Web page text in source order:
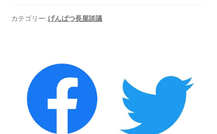
南海トラフ巨大地震でも原発は大丈夫と言う人々
2025.9.30 市民エネルギーと地域主権
カテゴリー: げんぱつ長屋談議